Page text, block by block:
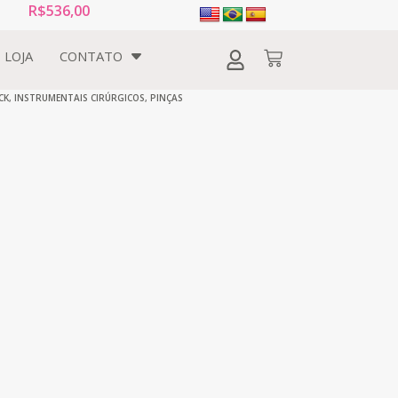
LOJA CONTATO
R$536,00
, INSTRUMENTAIS CIRÚRGICOS, PINÇAS